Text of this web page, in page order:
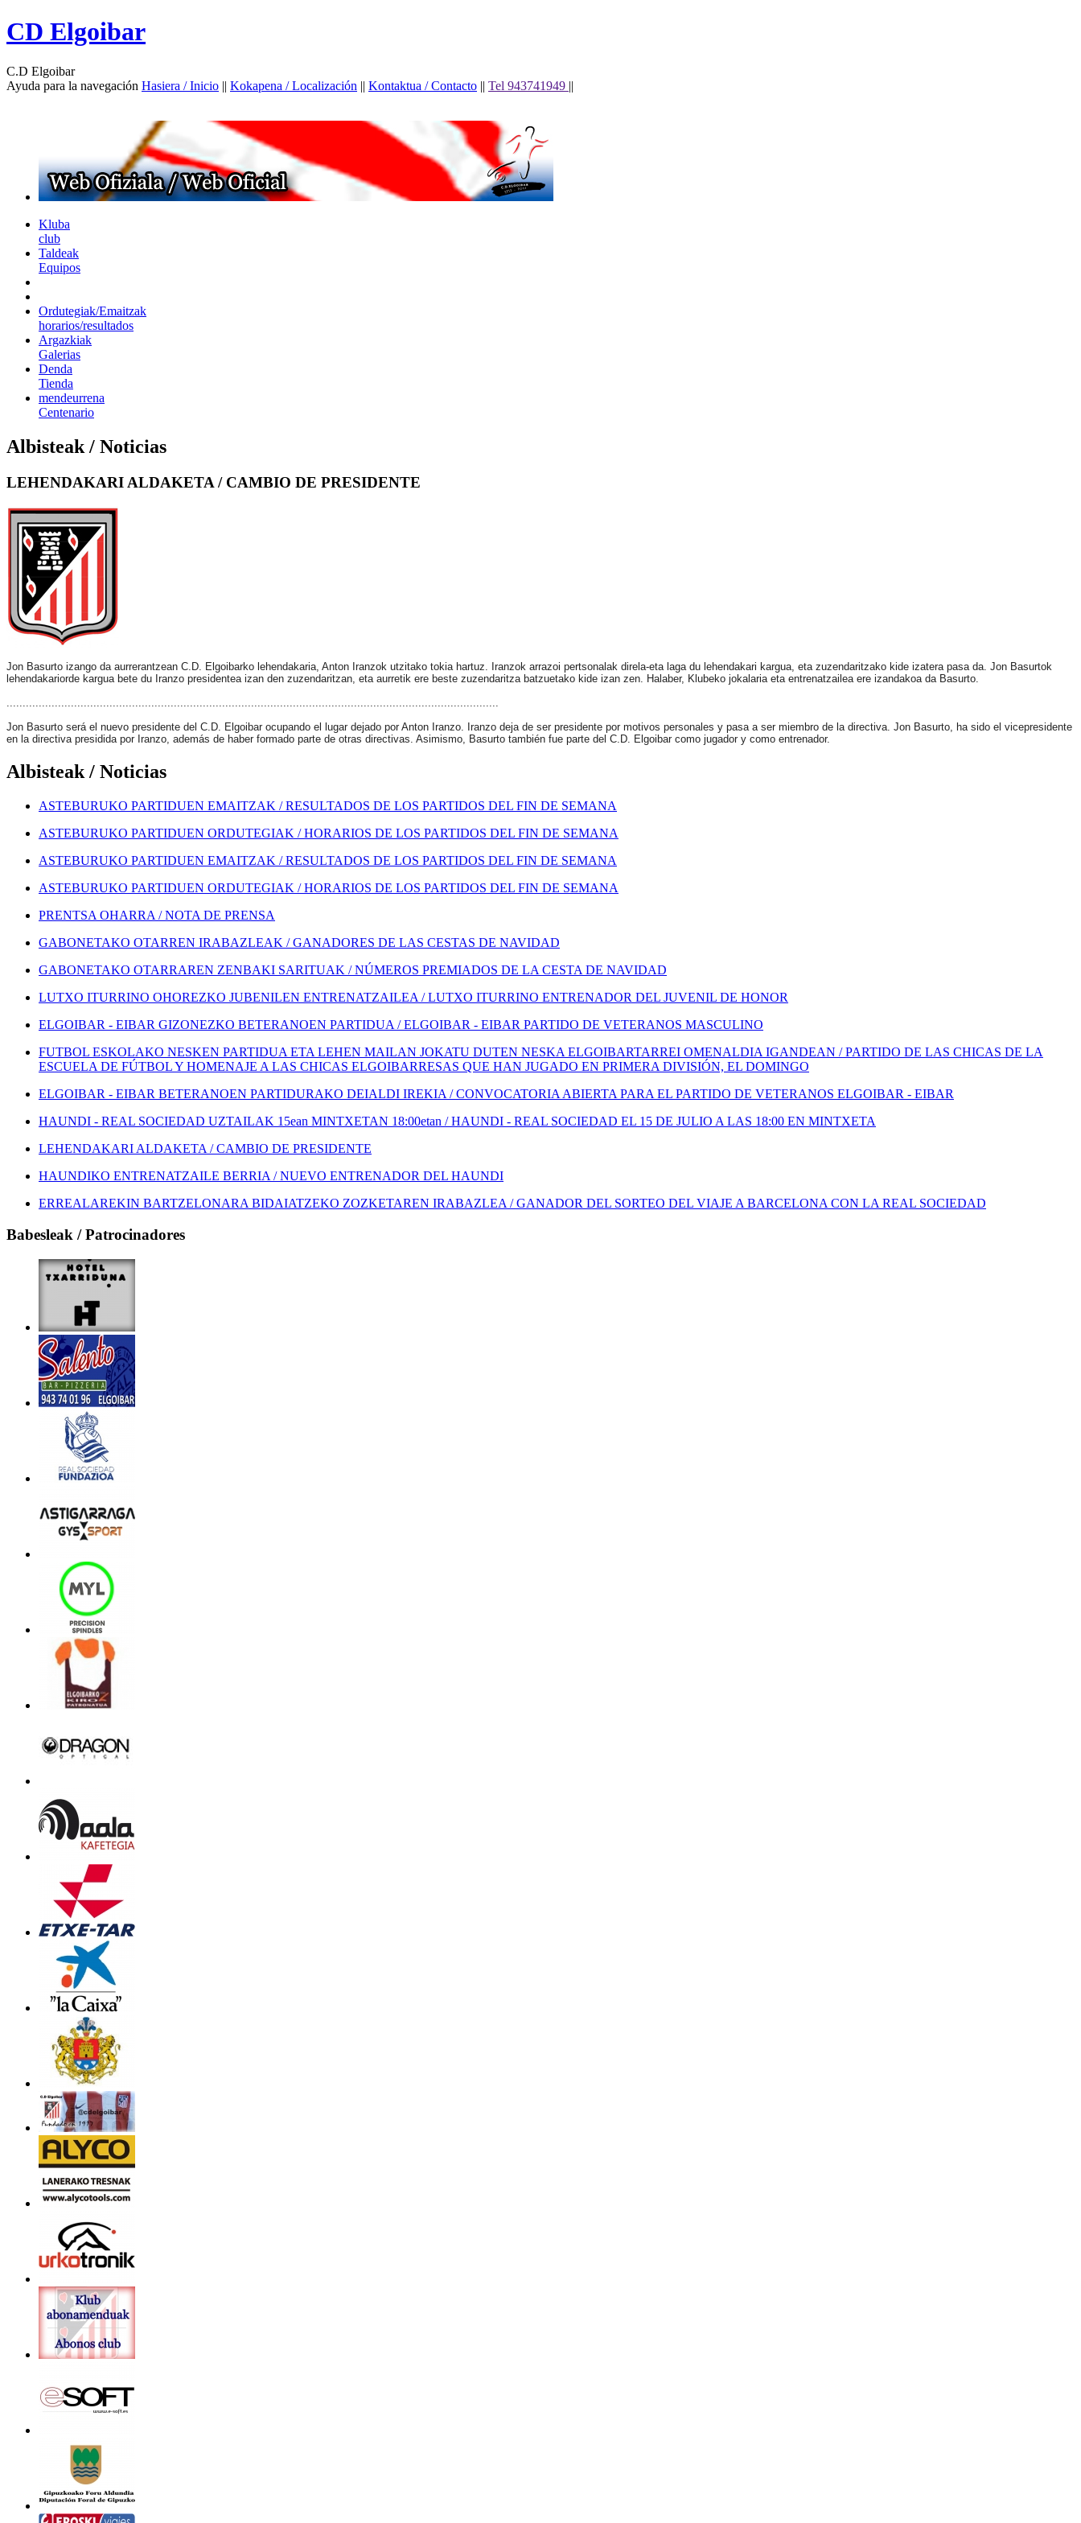
CD Elgoibar
C.D Elgoibar
Ayuda para la navegación Hasiera / Inicio || Kokapena / Localización || Kontaktua / Contacto || Tel 943741949 ||
Kluba
club
Taldeak
Equipos
Ordutegiak/Emaitzak
horarios/resultados
Argazkiak
Galerias
Denda
Tienda
mendeurrena
Centenario
Albisteak / Noticias
LEHENDAKARI ALDAKETA / CAMBIO DE PRESIDENTE
Jon Basurto izango da aurrerantzean C.D. Elgoibarko lehendakaria, Anton Iranzok utzitako tokia hartuz. Iranzok arrazoi pertsonalak direla-eta laga du lehendakari kargua, eta zuzendaritzako kide izatera pasa da. Jon Basurtok
lehendakariorde kargua bete du Iranzo presidentea izan den zuzendaritzan, eta aurretik ere beste zuzendaritza batzuetako kide izan zen. Halaber, Klubeko jokalaria eta entrenatzailea ere izandakoa da Basurto.
.........................................................................................................................................................
Jon Basurto será el nuevo presidente del C.D. Elgoibar ocupando el lugar dejado por Anton Iranzo. Iranzo deja de ser presidente por motivos personales y pasa a ser miembro de la directiva. Jon Basurto, ha sido el vicepresidente
en la directiva presidida por Iranzo, además de haber formado parte de otras directivas. Asimismo, Basurto también fue parte del C.D. Elgoibar como jugador y como entrenador.
Albisteak / Noticias
ASTEBURUKO PARTIDUEN EMAITZAK / RESULTADOS DE LOS PARTIDOS DEL FIN DE SEMANA
ASTEBURUKO PARTIDUEN ORDUTEGIAK / HORARIOS DE LOS PARTIDOS DEL FIN DE SEMANA
ASTEBURUKO PARTIDUEN EMAITZAK / RESULTADOS DE LOS PARTIDOS DEL FIN DE SEMANA
ASTEBURUKO PARTIDUEN ORDUTEGIAK / HORARIOS DE LOS PARTIDOS DEL FIN DE SEMANA
PRENTSA OHARRA / NOTA DE PRENSA
GABONETAKO OTARREN IRABAZLEAK / GANADORES DE LAS CESTAS DE NAVIDAD
GABONETAKO OTARRAREN ZENBAKI SARITUAK / NÚMEROS PREMIADOS DE LA CESTA DE NAVIDAD
LUTXO ITURRINO OHOREZKO JUBENILEN ENTRENATZAILEA / LUTXO ITURRINO ENTRENADOR DEL JUVENIL DE HONOR
ELGOIBAR - EIBAR GIZONEZKO BETERANOEN PARTIDUA / ELGOIBAR - EIBAR PARTIDO DE VETERANOS MASCULINO
FUTBOL ESKOLAKO NESKEN PARTIDUA ETA LEHEN MAILAN JOKATU DUTEN NESKA ELGOIBARTARREI OMENALDIA IGANDEAN / PARTIDO DE LAS CHICAS DE LA
ESCUELA DE FÚTBOL Y HOMENAJE A LAS CHICAS ELGOIBARRESAS QUE HAN JUGADO EN PRIMERA DIVISIÓN, EL DOMINGO
ELGOIBAR - EIBAR BETERANOEN PARTIDURAKO DEIALDI IREKIA / CONVOCATORIA ABIERTA PARA EL PARTIDO DE VETERANOS ELGOIBAR - EIBAR
HAUNDI - REAL SOCIEDAD UZTAILAK 15ean MINTXETAN 18:00etan / HAUNDI - REAL SOCIEDAD EL 15 DE JULIO A LAS 18:00 EN MINTXETA
LEHENDAKARI ALDAKETA / CAMBIO DE PRESIDENTE
HAUNDIKO ENTRENATZAILE BERRIA / NUEVO ENTRENADOR DEL HAUNDI
ERREALAREKIN BARTZELONARA BIDAIATZEKO ZOZKETAREN IRABAZLEA / GANADOR DEL SORTEO DEL VIAJE A BARCELONA CON LA REAL SOCIEDAD
Babesleak / Patrocinadores